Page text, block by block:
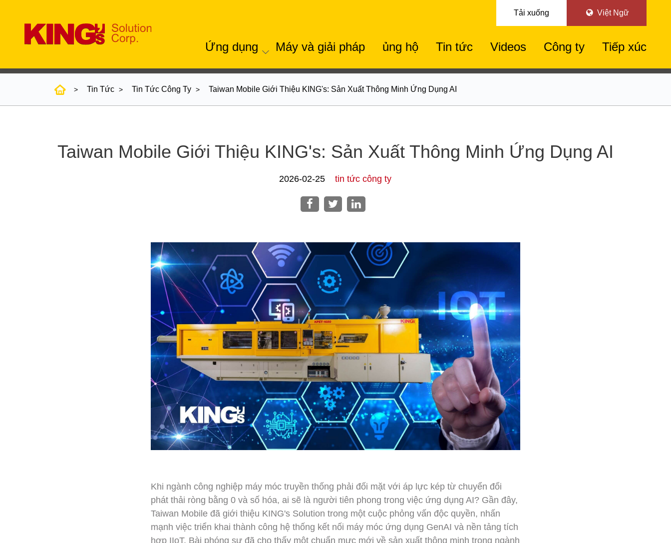
Tải xuống Việt Ngữ
Ứng dụng Máy và giải pháp ủng hộ Tin tức Videos Công ty Tiếp xúc
Tin Tức Tin Tức Công Ty Taiwan Mobile Giới Thiệu KING's: Sản Xuất Thông Minh Ứng Dụng AI
Taiwan Mobile Giới Thiệu KING's: Sản Xuất Thông Minh Ứng Dụng AI
2026-02-25 tin tức công ty
Khi ngành công nghiệp máy móc truyền thống phải đối mặt với áp lực kép từ chuyển đổi
phát thải ròng bằng 0 và số hóa, ai sẽ là người tiên phong trong việc ứng dụng AI? Gần đây,
Taiwan Mobile đã giới thiệu KING's Solution trong một cuộc phỏng vấn độc quyền, nhấn
mạnh việc triển khai thành công hệ thống kết nối máy móc ứng dụng GenAI và nền tảng tích
hợp IIoT. Bài phóng sự đã cho thấy một chuẩn mực mới về sản xuất thông minh trong ngành